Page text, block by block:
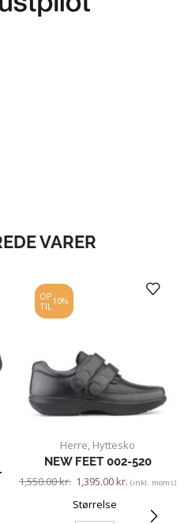
VARER
OP
TIL 10%
Herre Hyttesko
NEW FEET 002-520
1,550.00kr. 1,395.00kr. (inkl. moms)
Størrelse